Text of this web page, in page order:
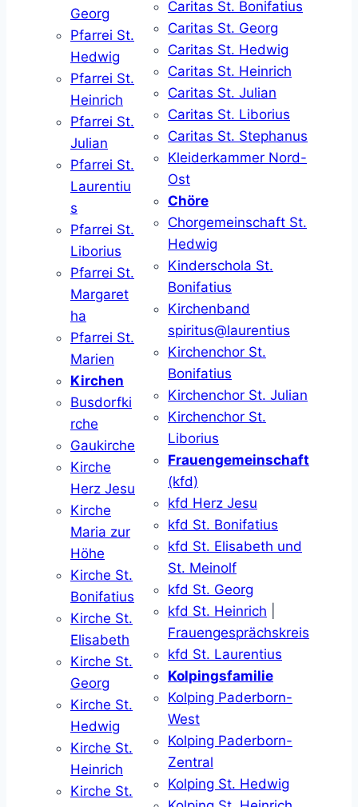
Georg
Pfarrei St.
Hedwig
Pfarrei St.
Heinrich
Pfarrei St.
Julian
Pfarrei St.
Laurentiu
s
Pfarrei St.
Liborius
Pfarrei St.
Margaret
ha
Pfarrei St.
Marien
Kirchen
Busdorfki
rche
Gaukirche
Kirche
Herz Jesu
Kirche
Maria zur
Höhe
Kirche St.
Bonifatius
Kirche St.
Elisabeth
Kirche St.
Georg
Kirche St.
Hedwig
Kirche St.
Heinrich
Kirche St.
Caritas St. Bonifatius
Caritas St. Georg
Caritas St. Hedwig
Caritas St. Heinrich
Caritas St. Julian
Caritas St. Liborius
Caritas St. Stephanus
Kleiderkammer Nord-
Ost
Chöre
Chorgemeinschaft St.
Hedwig
Kinderschola St.
Bonifatius
Kirchenband
spiritus@laurentius
Kirchenchor St.
Bonifatius
Kirchenchor St. Julian
Kirchenchor St.
Liborius
Frauengemeinschaft
(kfd)
kfd Herz Jesu
kfd St. Bonifatius
kfd St. Elisabeth und
St. Meinolf
kfd St. Georg
kfd St. Heinrich
Frauengesprächskreis
kfd St. Laurentius
Kolpingsfamilie
Kolping Paderborn-
West
Kolping Paderborn-
Zentral
Kolping St. Hedwig